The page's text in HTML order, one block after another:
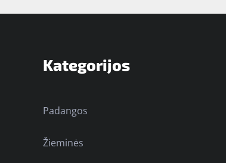
Kategorijos
Padangos
Žieminės